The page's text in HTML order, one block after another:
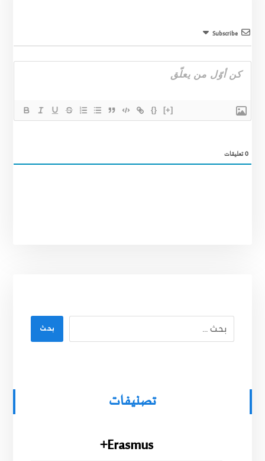
Subscribe
{} [+]
0تعليقات
بحث
تصنيفات
Erasmus+